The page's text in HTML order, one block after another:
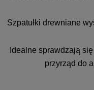
Szpatułki drewniane
Idealne sprawdzają
przyrząd do